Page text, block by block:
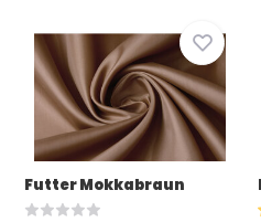
Futter Mokkabraun